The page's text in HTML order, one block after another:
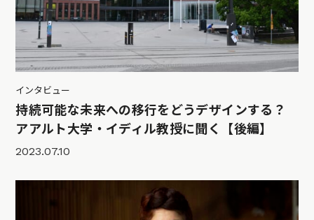
インタビュー
持続可能な未来への移行をどうデザインする？
アアルト大学・イディル教授に聞く【後編】
2023.07.10